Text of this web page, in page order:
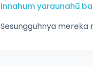
Innahum yaraunahū
Sesungguhnya